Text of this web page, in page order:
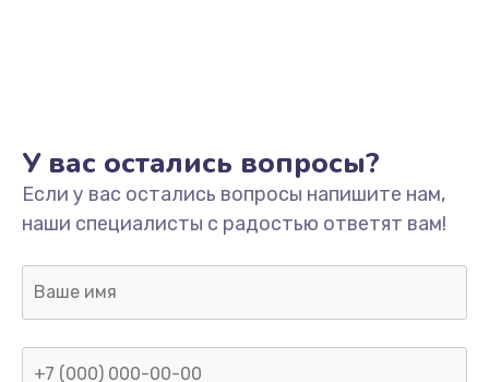
Заказать
Замена кнопки Home (домой)
от 890 руб.
У вас остались вопросы?
Если у вас остались вопросы напишите нам,
наши специалисты с радостью ответят вам!